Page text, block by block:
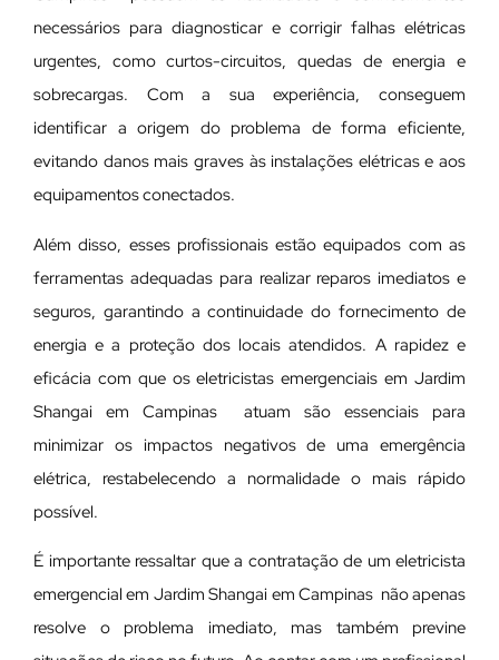
necessários para diagnosticar e corrigir falhas elétricas
urgentes, como curtos-circuitos, quedas de energia e
sobrecargas. Com a sua experiência, conseguem
identificar a origem do problema de forma eficiente,
evitando danos mais graves às instalações elétricas e aos
equipamentos conectados.
Além disso, esses profissionais estão equipados com as
ferramentas adequadas para realizar reparos imediatos e
seguros, garantindo a continuidade do fornecimento de
energia e a proteção dos locais atendidos. A rapidez e
eficácia com que os eletricistas emergenciais em Jardim
Shangai em Campinas atuam são essenciais para
minimizar os impactos negativos de uma emergência
elétrica, restabelecendo a normalidade o mais rápido
possível.
É importante ressaltar que a contratação de um eletricista
emergencial em Jardim Shangai em Campinas não apenas
resolve o problema imediato, mas também previne